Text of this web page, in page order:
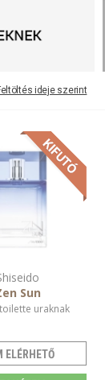
ideje szerint
Sun
uraknak
ELÉRHETŐ